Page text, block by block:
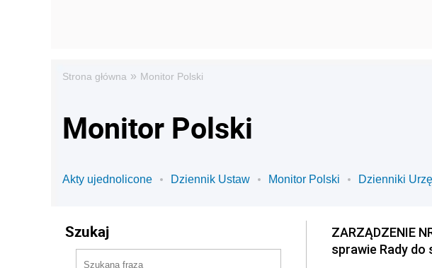
Strona główna » Monitor Polski
Monitor Polski
Akty ujednolicone Dziennik Ustaw Monitor Polski Dzienniki
Szukaj
ZARZĄDZENIE
sprawie Rady